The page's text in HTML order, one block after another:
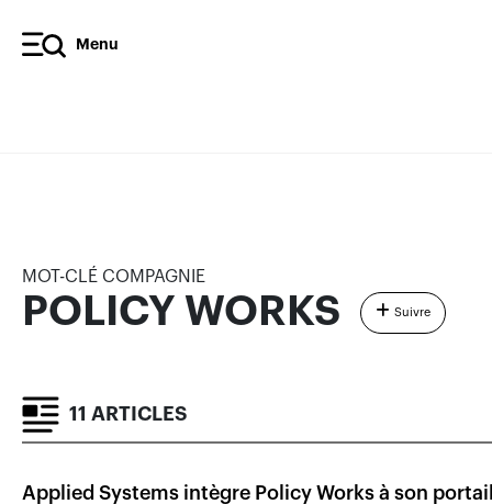
Menu
MOT-CLÉ COMPAGNIE
POLICY WORKS Suivre
11 ARTICLES
Applied Systems intègre Policy Works à son